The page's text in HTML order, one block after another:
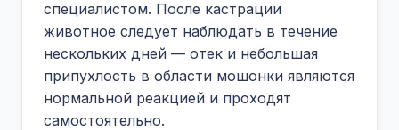
специалистом. После кастрации
животное следует наблюдать в течение
нескольких дней — отек и небольшая
припухлость в области мошонки являются
нормальной реакцией и проходят
самостоятельно.